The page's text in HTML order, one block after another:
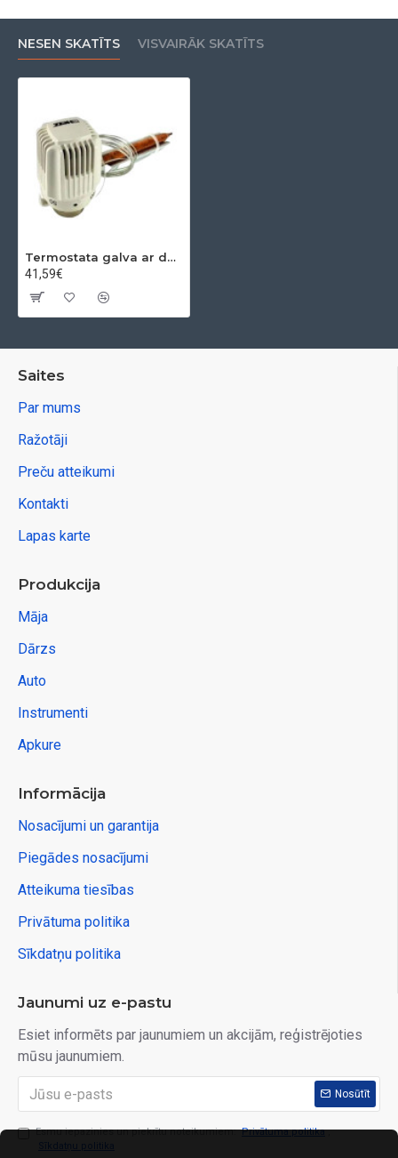
NESEN SKATĪTS VISVAIRĀK SKATĪTS
Termostata galva ar dēveju M28*1,5 40-70 C HERZ
41,59€
Saites
Par mums
Ražotāji
Preču atteikumi
Kontakti
Lapas karte
Produkcija
Māja
Dārzs
Auto
Instrumenti
Apkure
Informācija
Nosacījumi un garantija
Piegādes nosacījumi
Atteikuma tiesības
Privātuma politika
Sīkdatņu politika
Jaunumi uz e-pastu
Esiet informēts par jaunumiem un akcijām, reģistrējoties
mūsu jaunumiem.
Nosūtīt
Esmu iepazinies un piekrītu noteikumiem: Privātuma politika ,
Sīkdatņu politika